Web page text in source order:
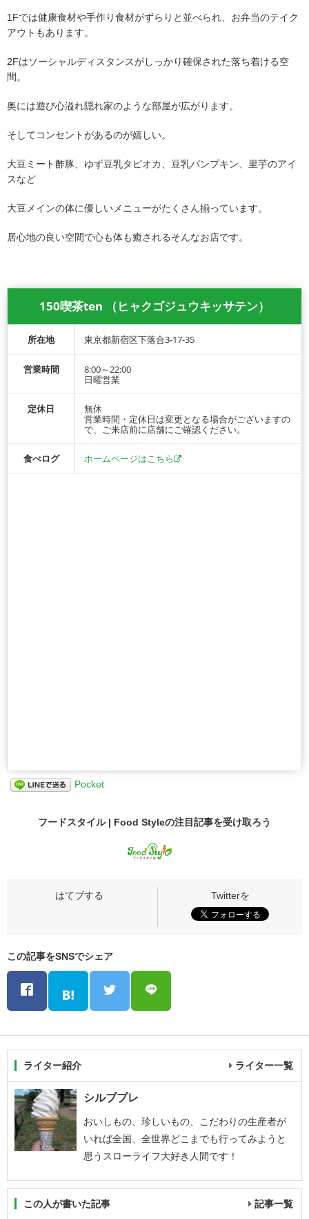
1Fでは健康食材や手作り食材がずらりと並べられ、お弁当のテイク
アウト もあります。
2Fはソーシャルディスタンスがしっかり確保された落ち着ける空
間。
奥には遊び心溢れ隠れ家のような部屋が広がります。
そしてコンセントがあるのが嬉しい。
大豆ミート酢豚、ゆず豆乳タピオカ、豆乳パンプキン、里芋のアイ
スなど
大豆メインの体に優しいメニューがたくさん揃っています。
居心地の良い空間で心も体も癒されるそんなお店です。
150喫茶ten （ヒャクゴジュウキッサテン）
所在地 東京都新宿区下落合3-17-35
営業時間
8:00～22:00
日曜営業
定休日
無休
営業時間・定休日は変更となる場合がございますの
で、ご来店前に店舗にご確認ください。
食べログ ホームページはこちら
Pocket
フードスタイル | Food Styleの注目記事を受け取ろう
この記事をSNSでシェア
ライター紹介 ライター一覧
シルブプレ
おいしもの、珍しいもの、こだわりの生産者が
いれば全国、全世界どこまでも行ってみようと
思うスローライフ大好き人間です！
この人が書いた記事 記事一覧